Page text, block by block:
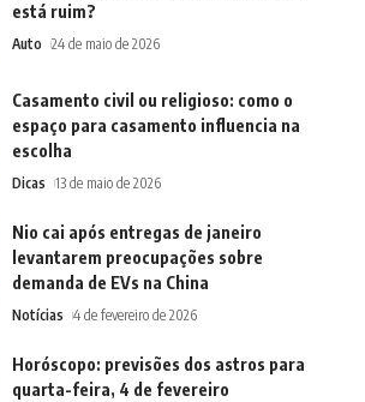
está ruim?
Auto 24 de maio de 2026
Casamento civil ou religioso: como o
espaço para casamento influencia na
escolha
Dicas 13 de maio de 2026
Nio cai após entregas de janeiro
levantarem preocupações sobre
demanda de EVs na China
Notícias 4 de fevereiro de 2026
Horóscopo: previsões dos astros para
quarta-feira, 4 de fevereiro